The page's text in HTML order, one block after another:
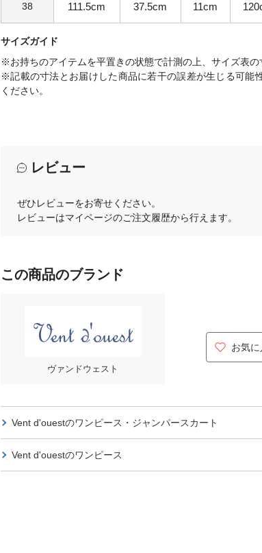
38 111.5cm 37.5cm 11cm
サイズガイド
※お持ちのアイテムを平置きの状態で計測の上、サイズ表の
※記載の寸法とお届けした商品に若干の誤差が生じる可能
ください。
レビュー
ぜひレビューをお寄せください。
レビューはマイページのご注文履歴から行えます。
この商品のブランド
ヴァンドウェスト
お気
Vent d'ouestのワンピース・ジャンパースカート
Vent d'ouestのワンピース